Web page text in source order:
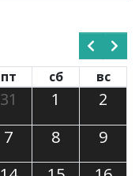
пт сб вс
31 1
2
7 8
9